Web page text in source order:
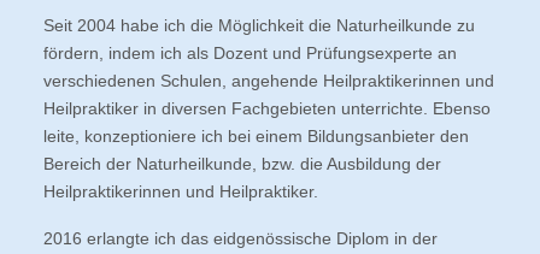
Seit 2004 habe ich die Möglichkeit die Naturheilkunde zu
fördern, indem ich als Dozent und Prüfungsexperte an
verschiedenen Schulen, angehende Heilpraktikerinnen und
Heilpraktiker in diversen Fachgebieten unterrichte. Ebenso
leite, konzeptioniere ich bei einem Bildungsanbieter den
Bereich der Naturheilkunde, bzw. die Ausbildung der
Heilpraktikerinnen und Heilpraktiker.
2016 erlangte ich das eidgenössische Diplom in der